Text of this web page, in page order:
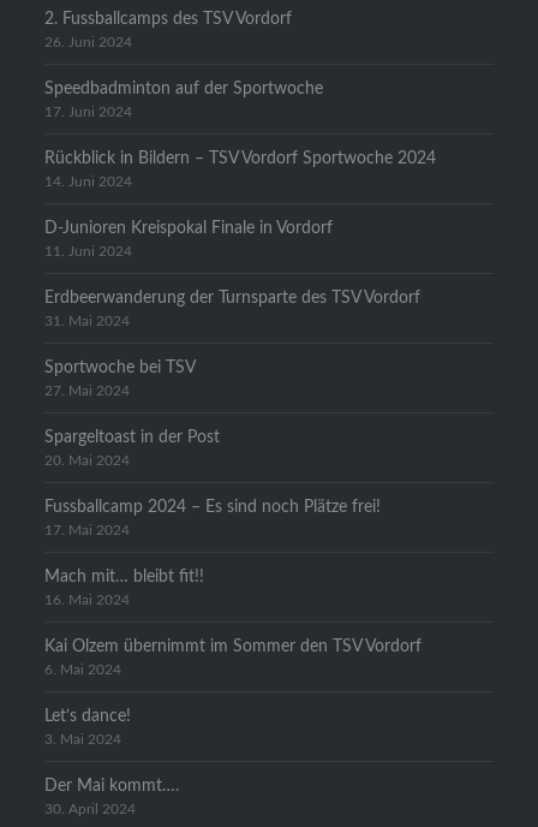
2. Fussballcamps des TSV Vordorf
26. Juni 2024
Speedbadminton auf der Sportwoche
17. Juni 2024
Rückblick in Bildern – TSV Vordorf Sportwoche 2024
14. Juni 2024
D-Junioren Kreispokal Finale in Vordorf
11. Juni 2024
Erdbeerwanderung der Turnsparte des TSV Vordorf
31. Mai 2024
Sportwoche bei TSV
27. Mai 2024
Spargeltoast in der Post
20. Mai 2024
Fussballcamp 2024 – Es sind noch Plätze frei!
17. Mai 2024
Mach mit… bleibt fit!!
16. Mai 2024
Kai Olzem übernimmt im Sommer den TSV Vordorf
6. Mai 2024
Let’s dance!
3. Mai 2024
Der Mai kommt….
30. April 2024